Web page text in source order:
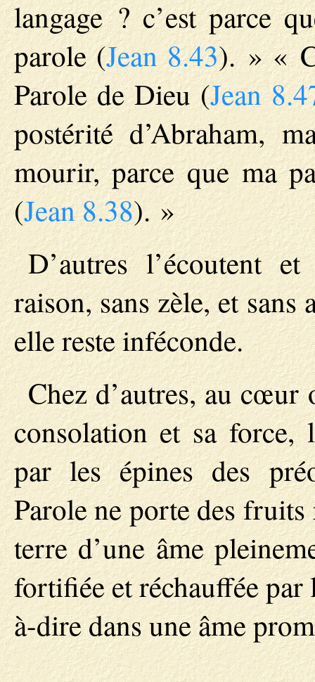
langage ? c’est parce
parole (Jean 8.43). » «
Parole de Dieu (Jean
postérité d’Abraham,
mourir, parce que ma
(Jean 8.38). »
D’autres l’écoutent
raison, sans zèle, et
elle reste inféconde.
Chez d’autres, au cœur
consolation et sa force,
par les épines des
Parole ne porte des
terre d’une âme
fortifiée et réchauffée par
à-dire dans une âme